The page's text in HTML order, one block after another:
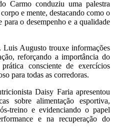
Carmo conduziu uma palestra
e mente, destacando como o
o desempenho e a qualidade
Augusto trouxe informações
reforçando a importância do
consciente de exercícios
para todas as corredoras.
Daisy Faria apresentou
sobre alimentação esportiva,
treino e evidenciando o papel
e na recuperação do